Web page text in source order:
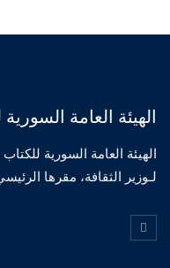
الهيئة العامة
الهيئة العامة السورية
لـوزير الثقافة، مقرها